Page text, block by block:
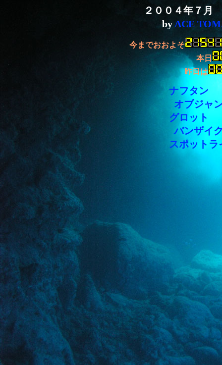
２００４年７月
by ACE
今までおおよそ
本日
昨日は
ナフタン
オブジ
グロッ
バンザイ
スポット